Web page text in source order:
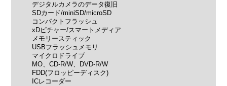
デジタルカメラのデータ復旧
SDカード/miniSD/microSD
コンパクトフラッシュ
xDピチャー/スマートメディア
メモリースティック
USBフラッシュメモリ
マイクロドライブ
MO、CD-R/W、DVD-R/W
FDD(フロッピーディスク)
ICレコーダー